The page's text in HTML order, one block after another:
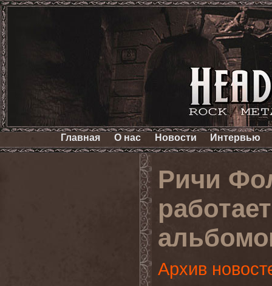
Главная О нас Новости Интервью
Ричи
Архив